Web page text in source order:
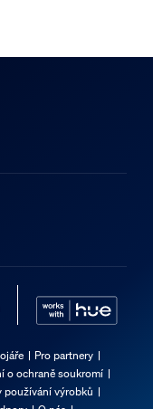
Pro partnery
o ochraně soukromí
používání výrobků